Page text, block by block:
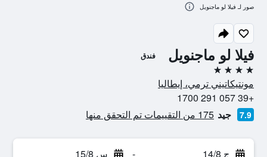
فيلا لو ماجنويل فندق
4 نجوم
مونتيكاتيني ترمي، إيطاليا
+39 057 291 1700
7.9 جيد 175 من التقييمات تم التحقق منها
ج 14/8 - س 15/8
صور لـ فيلا لو ماجنويل